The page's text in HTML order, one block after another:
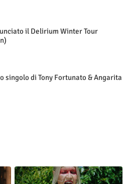
il Delirium Winter Tour
singolo di Tony Fortunato & Angarita